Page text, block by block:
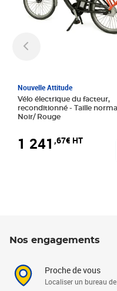
Nouvelle Attitude
Vélo électrique du facteur,
reconditionné - Taille normale -
Noir/ Rouge
1 241 ,67€ HT
Nos engagements
Proche de vous
Localiser un bureau